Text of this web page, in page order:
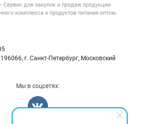
Сервис для закупок и продаж продукции
комплекса и продуктов питания оптом.
г. Санкт-Петербург, Московский
обработки персональных данных
Вакансии
для пищепрома
Информация о компаниях
Мы в соцсетях: